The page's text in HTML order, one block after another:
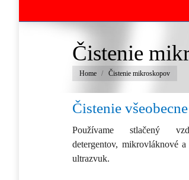
Čistenie
You are here:
Home Čistenie mikroskopov
Čistenie všeobecne
Používame stlačený
detergentov, mikrovláknové
ultrazvuk.